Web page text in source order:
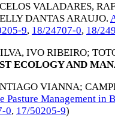
VALADARES,
DANTAS ARAUJO.
9, 18/24707-0, 18/
IVO RIBEIRO;
ECOLOGY AND
VIANNA;
Pasture Management in
0, 17/50205-9)